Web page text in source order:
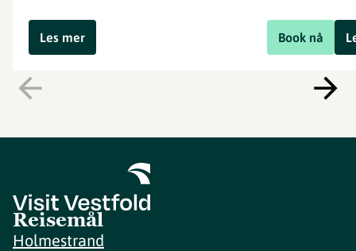
Les mer Book nå
Reisemål
Holmestrand